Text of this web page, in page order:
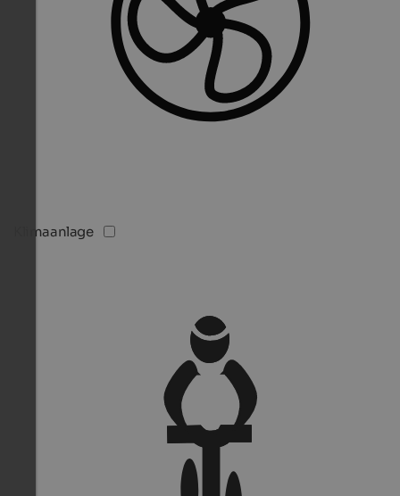
Klimaanlage